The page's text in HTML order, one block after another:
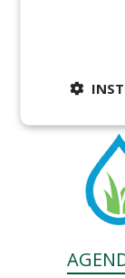
Plaats